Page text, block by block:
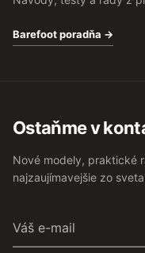
Barefoot poradňa →
Ostaňme v
Nové modely, praktické
najzaujímavejšie zo
e-
mail